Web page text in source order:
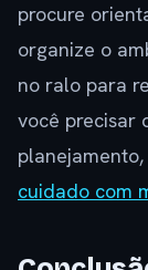
procure
organize o
no ralo para
você precisar
cuidado com